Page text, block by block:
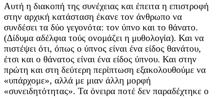
Αυτή η διακοπή της συνέχειας και έπειτα η επιστροφή
στην αρχική κατάσταση έκανε τον άνθρωπο να
συνδέσει τα δύο γεγονότα: τον ύπνο και το θάνατο.
(Δίδυμα αδέλφια τούς ονομάζει η μυθολογία). Και να
πιστέψει ότι, όπως ο ύπνος είναι ένα είδος θανάτου,
έτσι και ο θάνατος είναι ένα είδος ύπνου. Και στην
πρώτη και στη δεύτερη περίπτωση εξακολουθούμε να
«υπάρχομε», αλλά με μιαν άλλη μορφή
«συνειδητότητας». Τα όνειρα ποτέ δεν παραδέχτηκε ο